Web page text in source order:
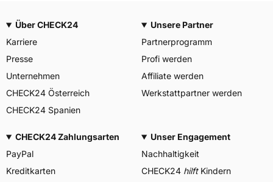
Über CHECK24
Karriere
Presse
Unternehmen
CHECK24 Österreich
CHECK24 Spanien
Unsere Partner
Partnerprogramm
Profi werden
Affiliate werden
Werkstattpartner werden
CHECK24 Zahlungsarten
PayPal
Kreditkarten
Unser Engagement
Nachhaltigkeit
CHECK24 hilftKindern